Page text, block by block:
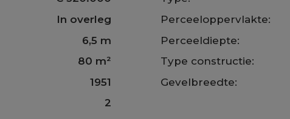
In overleg Perceeloppervlakte:
6,5 m Perceeldiepte:
80 m² Type constructie:
1951 Gevelbreedte:
2